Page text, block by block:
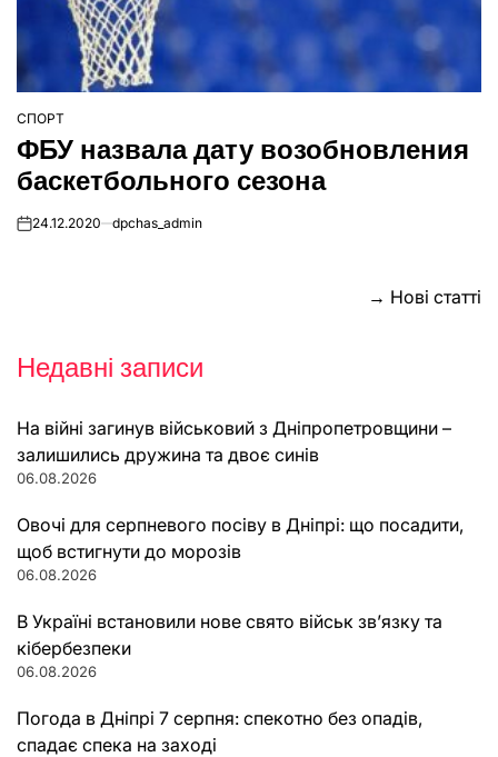
ОПУБЛІКУВАТИ
У
СПОРТ
ФБУ назвала дату возобновления
баскетбольного сезона
on24.12.2020 dpchas_admin
за
записами
→ Нові статті
Недавні записи
На війні загинув військовий з Дніпропетровщини –
залишились дружина та двоє синів
06.08.2026
Овочі для серпневого посіву в Дніпрі: що посадити,
щоб встигнути до морозів
06.08.2026
В Україні встановили нове свято військ зв’язку та
кібербезпеки
06.08.2026
Погода в Дніпрі 7 серпня: спекотно без опадів,
спадає спека на заході